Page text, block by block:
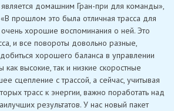
является домашним Гран-при для команды»,
прошлом это была отличная трасса для
очень хорошие воспоминания о ней. Это
и все повороты довольно разные,
хорошего баланса в управлении
высокие, так и низкие скоростные
сцепление с трассой, а сейчас, учитывая
трасс к энергии, важно поработать над
результатов. У нас новый пакет